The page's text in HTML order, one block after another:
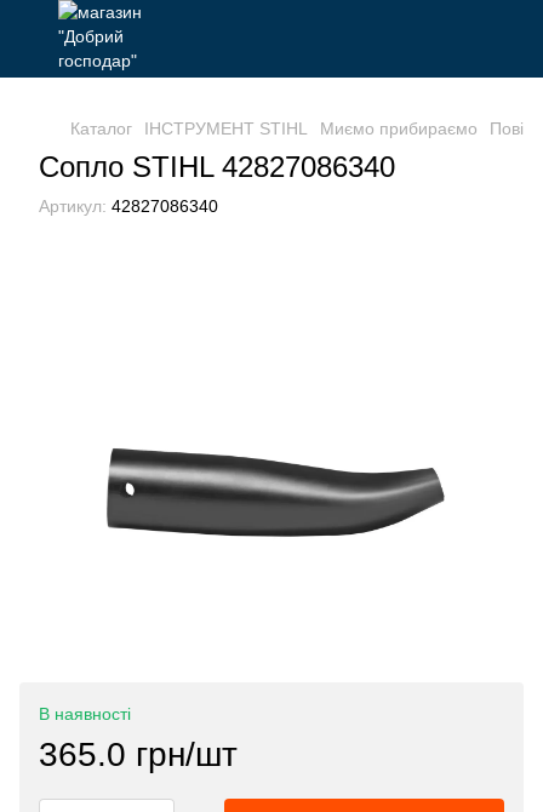
Каталог ІНСТРУМЕНТ STIHL Миємо прибираємо
Сопло STIHL 42827086340
Артикул: 42827086340
В наявності
365.0 грн/шт